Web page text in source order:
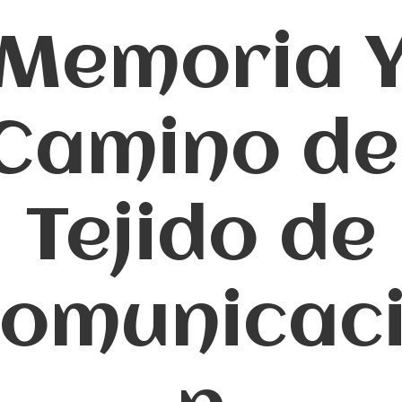
Tejido de